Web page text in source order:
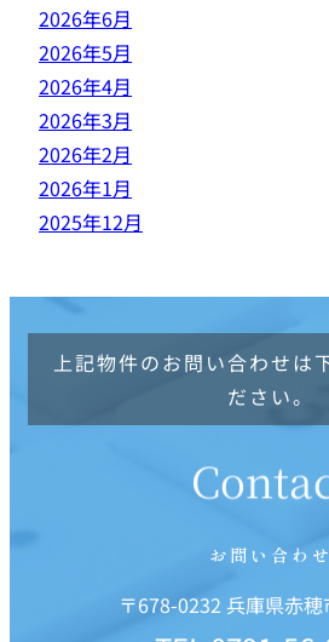
2026年6月
2026年5月
2026年4月
2026年3月
2026年2月
2026年1月
2025年12月
上記物件のお問い合わせは
ださい。
お問い合わせ
〒678-0232 兵庫県赤